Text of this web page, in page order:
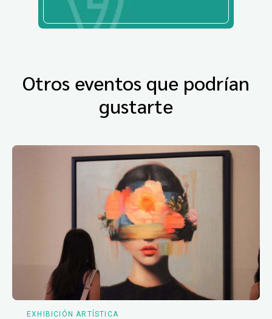
Otros eventos que podrían
gustarte
EXHIBICIÓN ARTÍSTICA